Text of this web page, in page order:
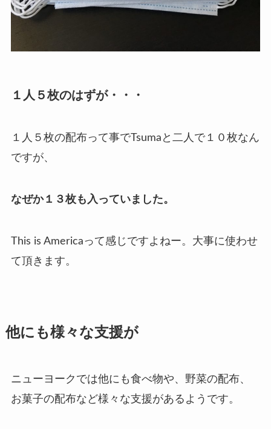
１人５枚のはずが・・・
１人５枚の配布って事でTsumaと二人で１０枚なん
ですが、
なぜか１３枚も入っていました。
This is Americaって感じですよねー。 大事に使わせ
て頂きます。
他にも様々な支援が
ニューヨークでは他にも食べ物や、野菜の配布、
お菓子の配布など様々な支援があるようです。